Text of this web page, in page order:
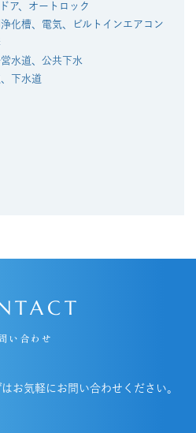
ア、オートロック
化槽、電気、ビルトインエアコン
水道、公共下水
下水道
い合わせ
お気軽にお問い合わせください。